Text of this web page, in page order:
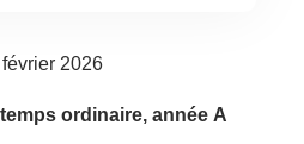
2026
ordinaire, année A